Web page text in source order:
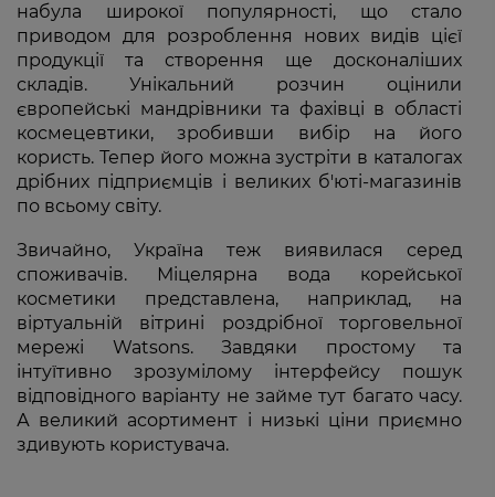
набула широкої популярності, що стало
приводом для розроблення нових видів цієї
продукції та створення ще досконаліших
складів. Унікальний розчин оцінили
європейські мандрівники та фахівці в області
космецевтики, зробивши вибір на його
користь. Тепер його можна зустріти в каталогах
дрібних підприємців і великих б'юті-магазинів
по всьому світу.
Звичайно, Україна теж виявилася серед
споживачів. Міцелярна вода корейської
косметики представлена, наприклад, на
віртуальній вітрині роздрібної торговельної
мережі Watsons. Завдяки простому та
інтуїтивно зрозумілому інтерфейсу пошук
відповідного варіанту не займе тут багато часу.
А великий асортимент і низькі ціни приємно
здивують користувача.